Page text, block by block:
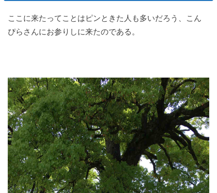
ここに来たってことはピンときた人も多いだろう、こん
ぴらさんにお参りしに来たのである。